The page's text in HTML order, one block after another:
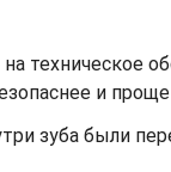
техническое
и
зуба были